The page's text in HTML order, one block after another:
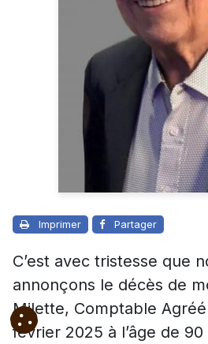
Imprimer Partager
C’est avec tristesse que
annonçons le décès de
Milette, Comptable
février 2025 à l’âge de